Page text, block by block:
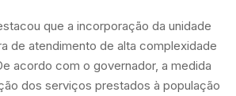
que a incorporação da unidade
de atendimento de alta complexidade
acordo com o governador, a medida
dos serviços prestados à população